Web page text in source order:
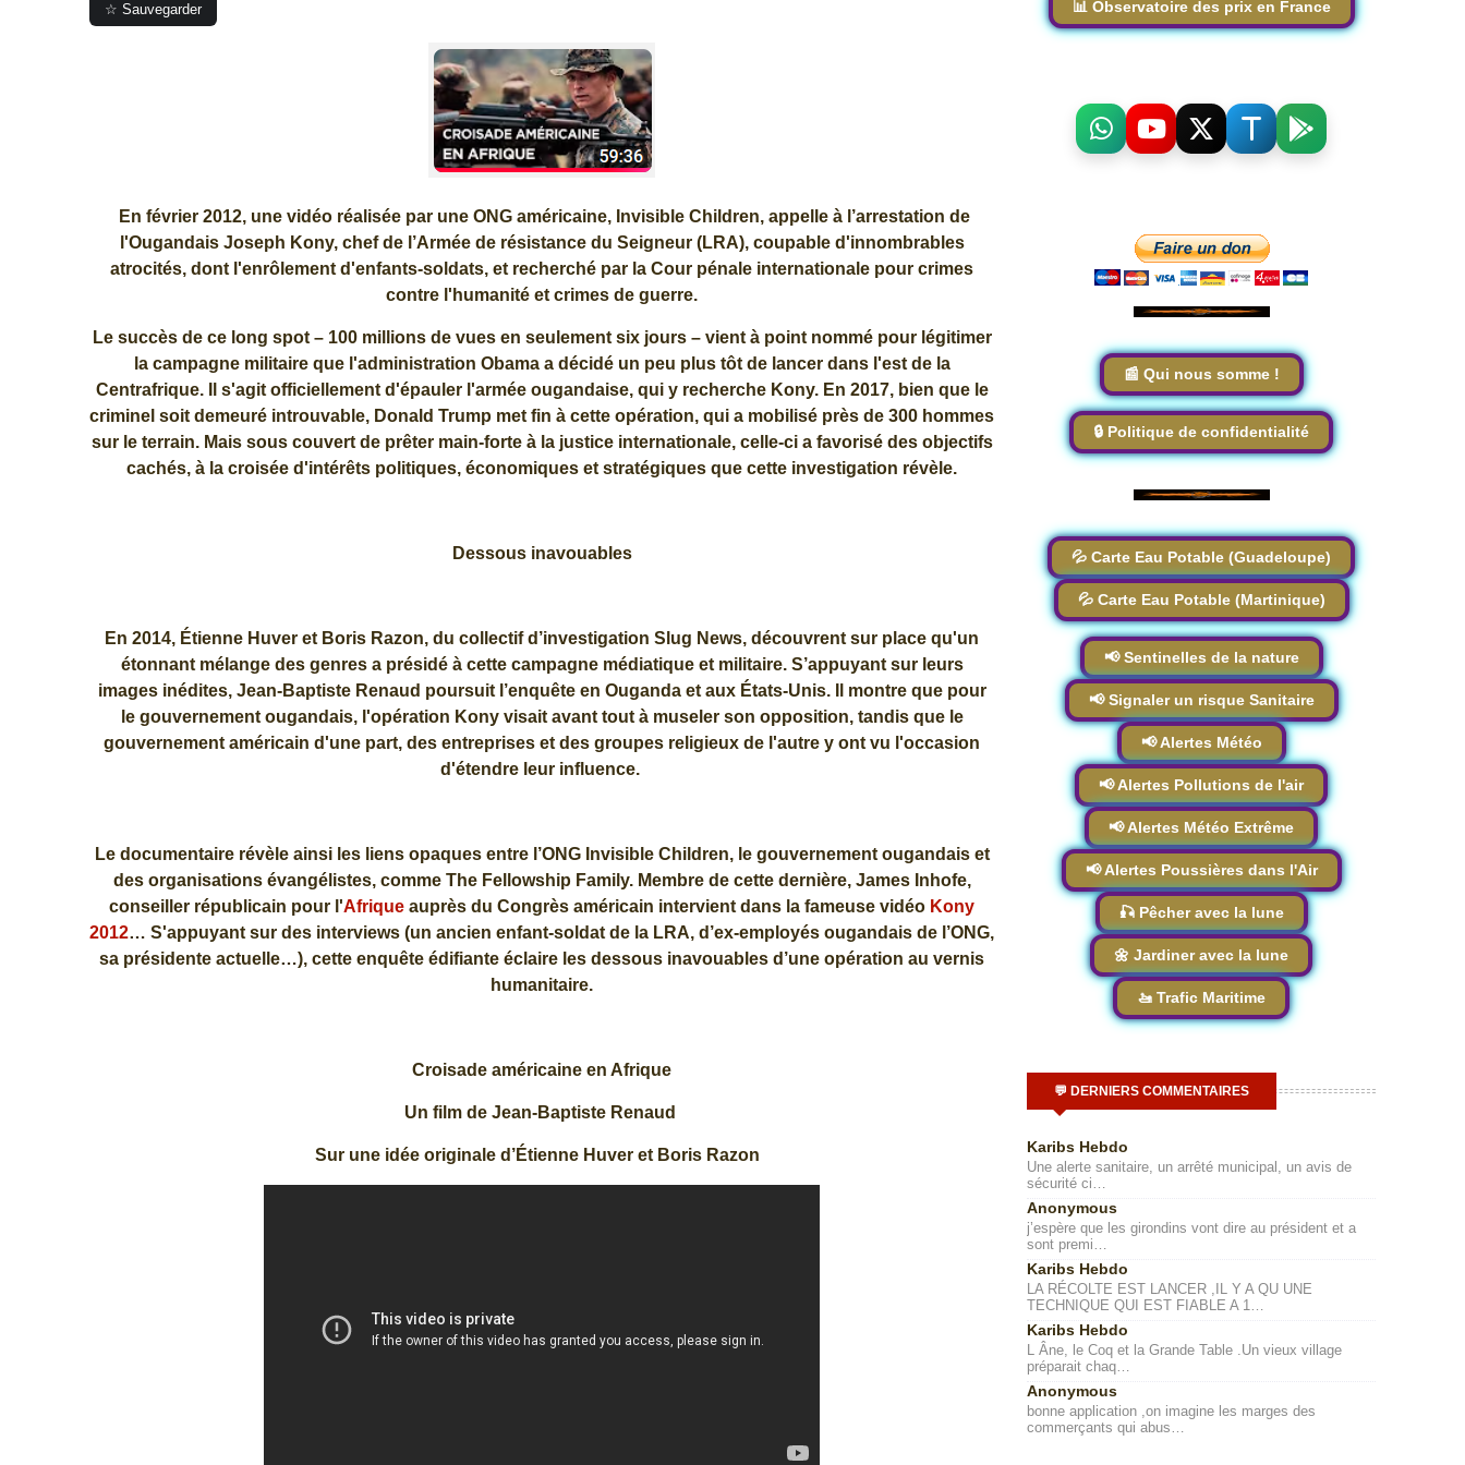
☆ Sauvegarder
En février 2012, une vidéo réalisée par une ONG américaine, Invisible Children, appelle à l’arrestation de
l'Ougandais Joseph Kony, chef de l’Armée de résistance du Seigneur (LRA), coupable d'innombrables
atrocités, dont l'enrôlement d'enfants-soldats, et recherché par la Cour pénale internationale pour crimes
contre l'humanité et crimes de guerre.
Le succès de ce long spot – 100 millions de vues en seulement six jours – vient à point nommé pour légitimer
la campagne militaire que l'administration Obama a décidé un peu plus tôt de lancer dans l'est de la
Centrafrique. Il s'agit officiellement d'épauler l'armée ougandaise, qui y recherche Kony. En 2017, bien que le
criminel soit demeuré introuvable, Donald Trump met fin à cette opération, qui a mobilisé près de 300 hommes
sur le terrain. Mais sous couvert de prêter main-forte à la justice internationale, celle-ci a favorisé des objectifs
cachés, à la croisée d'intérêts politiques, économiques et stratégiques que cette investigation révèle.
Dessous inavouables
En 2014, Étienne Huver et Boris Razon, du collectif d’investigation Slug News, découvrent sur place qu'un
étonnant mélange des genres a présidé à cette campagne médiatique et militaire. S’appuyant sur leurs
images inédites, Jean-Baptiste Renaud poursuit l’enquête en Ouganda et aux États-Unis. Il montre que pour
le gouvernement ougandais, l'opération Kony visait avant tout à museler son opposition, tandis que le
gouvernement américain d'une part, des entreprises et des groupes religieux de l'autre y ont vu l'occasion
d'étendre leur influence.
Le documentaire révèle ainsi les liens opaques entre l’ONG Invisible Children, le gouvernement ougandais et
des organisations évangélistes, comme The Fellowship Family. Membre de cette dernière, James Inhofe,
conseiller républicain pour l'Afrique auprès du Congrès américain intervient dans la fameuse vidéo Kony
2012… S'appuyant sur des interviews (un ancien enfant-soldat de la LRA, d’ex-employés ougandais de l’ONG,
sa présidente actuelle…), cette enquête édifiante éclaire les dessous inavouables d’une opération au vernis
humanitaire.
Croisade américaine en Afrique
Un film de Jean-Baptiste Renaud
Sur une idée originale d’Étienne Huver et Boris Razon
📊 Observatoire des prix en France
📰 Qui nous somme !
🔒 Politique de confidentialité
💦 Carte Eau Potable (Guadeloupe)
💦 Carte Eau Potable (Martinique)
📢 Sentinelles de la nature
📢 Signaler un risque Sanitaire
📢 Alertes Météo
📢 Alertes Pollutions de l'air
📢 Alertes Météo Extrême
📢 Alertes Poussières dans l'Air
🎣 Pêcher avec la lune
🌼 Jardiner avec la lune
🚤 Trafic Maritime
💬 DERNIERS COMMENTAIRES
Karibs Hebdo
Une alerte sanitaire, un arrêté municipal, un avis de
sécurité ci…
Anonymous
j’espère que les girondins vont dire au président et a
sont premi…
Karibs Hebdo
LA RÉCOLTE EST LANCER ,IL Y A QU UNE
TECHNIQUE QUI EST FIABLE A 1…
Karibs Hebdo
L Âne, le Coq et la Grande Table .Un vieux village
préparait chaq…
Anonymous
bonne application ,on imagine les marges des
commerçants qui abus…